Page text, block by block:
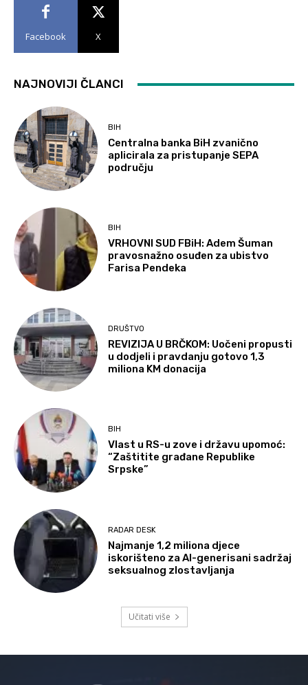
Facebook X
NAJNOVIJI ČLANCI
BIH
Centralna banka BiH zvanično
aplicirala za pristupanje SEPA
području
BIH
VRHOVNI SUD FBiH: Adem Šuman
pravosnažno osuđen za ubistvo
Farisa Pendeka
DRUŠTVO
REVIZIJA U BRČKOM: Uočeni propusti
u dodjeli i pravdanju gotovo 1,3
miliona KM donacija
BIH
Vlast u RS-u zove i državu upomoć:
“Zaštitite građane Republike
Srpske”
RADAR DESK
Najmanje 1,2 miliona djece
iskorišteno za AI-generisani sadržaj
seksualnog zlostavljanja
Učitati više